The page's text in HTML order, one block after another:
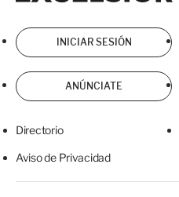
INICIAR SESIÓN
ANÚNCIATE
Directorio
Aviso de Privacidad